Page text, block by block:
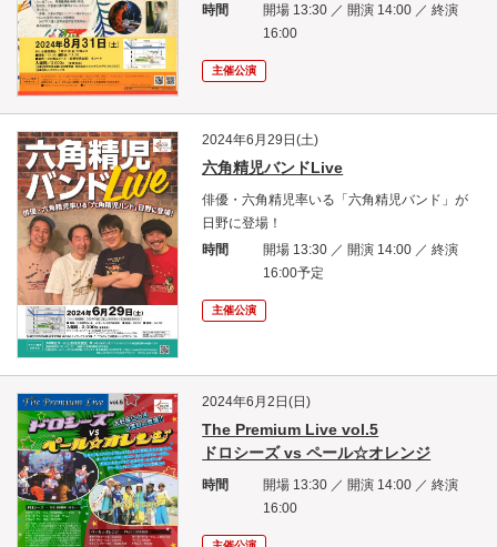
時間
開場 13:30 ／ 開演 14:00 ／ 終演
16:00
主催公演
2024年6月29日(土)
六角精児バンドLive
俳優・六角精児率いる「六角精児バンド」が
日野に登場！
時間
開場 13:30 ／ 開演 14:00 ／ 終演
16:00予定
主催公演
2024年6月2日(日)
The Premium Live vol.5
ドロシーズ vs ペール☆オレンジ
時間
開場 13:30 ／ 開演 14:00 ／ 終演
16:00